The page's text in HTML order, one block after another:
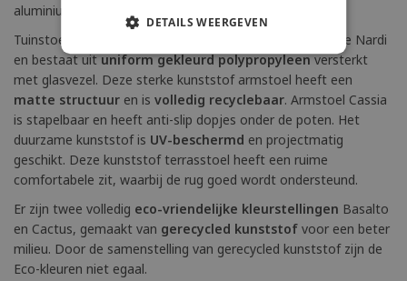
aluminium-uitstraling.
Tuinstoel Cassia wordt geproduceerd door het Italiaanse Nardi
en bestaat uituniform gekleurd polypropyleenversterkt
met glasvezel. Deze sterke kunststof armstoel heeft een
matte structuur en is volledig recyclebaar. Armstoel Cassia
is stapelbaar en heeft anti-slip dopjes onder de poten. Het
duurzame kunststof is UV-beschermd en projectmatig
geschikt. Deze kunststof terrasstoel heeft een ruime
comfortabele zit, waarbij de rug goed wordt ondersteund.
Er zijn twee volledig eco-vriendelijke kleurstellingen Basalto
en Cactus, gemaakt van gerecycled kunststof voor een beter
milieu. Door de samenstelling van gerecycled kunststof zijn de
Eco-kleuren niet egaal.
DETAILS WEERGEVEN